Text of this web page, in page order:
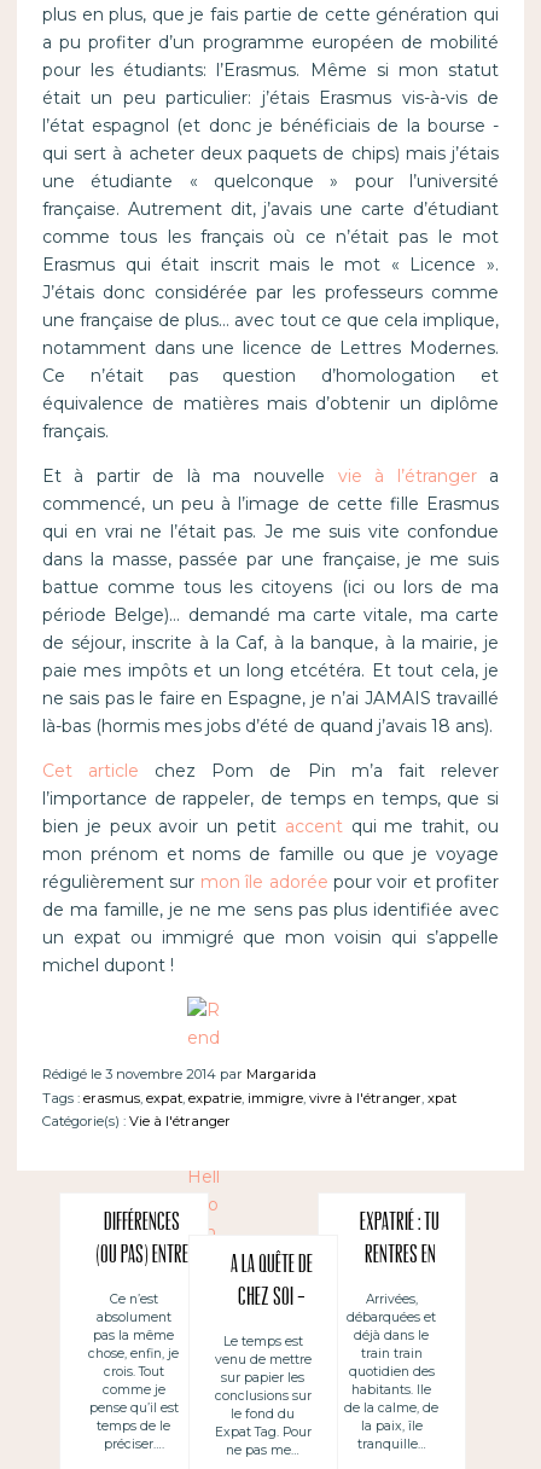
plus en plus, que je fais partie de cette génération qui
a pu profiter d’un programme européen de mobilité
pour les étudiants: l’Erasmus. Même si mon statut
était un peu particulier: j’étais Erasmus vis-à-vis de
l’état espagnol (et donc je bénéficiais de la bourse -
qui sert à acheter deux paquets de chips) mais j’étais
une étudiante « quelconque » pour l’université
française. Autrement dit, j’avais une carte d’étudiant
comme tous les français où ce n’était pas le mot
Erasmus qui était inscrit mais le mot « Licence ».
J’étais donc considérée par les professeurs comme
une française de plus… avec tout ce que cela implique,
notamment dans une licence de Lettres Modernes.
Ce n’était pas question d’homologation et
équivalence de matières mais d’obtenir un diplôme
français.
Et à partir de là ma nouvelle vie à l’étrangera
commencé, un peu à l’image de cette fille Erasmus
qui en vrai ne l’était pas. Je me suis vite confondue
dans la masse, passée par une française, je me suis
battue comme tous les citoyens (ici ou lors de ma
période Belge)… demandé ma carte vitale, ma carte
de séjour, inscrite à la Caf, à la banque, à la mairie, je
paie mes impôts et un long etcétéra. Et tout cela, je
ne sais pas le faire en Espagne, je n’ai JAMAIS travaillé
là-bas (hormis mes jobs d’été de quand j’avais 18 ans).
Cet article chez Pom de Pin m’a fait relever
l’importance de rappeler, de temps en temps, que si
bien je peux avoir un petit accentqui me trahit, ou
mon prénom et noms de famille ou que je voyage
régulièrement sur mon île adorée pour voir et profiter
de ma famille, je ne me sens pas plus identifiée avec
un expat ou immigré que mon voisin qui s’appelle
michel dupont !
Rédigé le 3 novembre 2014 par Margarida
Tags : erasmus, expat, expatrie, immigre, vivre à l'étranger, xpat
Catégorie(s) : Vie à l'étranger
Différences
(ou pas) entre
un expat et
une vie à
l’étranger ?
Ce n’est
absolument
pas la même
chose, enfin, je
crois. Tout
comme je
pense qu’il est
temps de le
préciser….
A la quête de
chez soi –
#Expat Tag
(Conclusions
)
Le temps est
venu de mettre
sur papier les
conclusions sur
le fond du
Expat Tag. Pour
ne pas me…
Expatrié : tu
rentres en
vacances
« chez toi »
mais tu as
besoin de
t’acclimater
Arrivées,
débarquées et
déjà dans le
train train
quotidien des
habitants. Ile
de la calme, de
la paix, île
tranquille…